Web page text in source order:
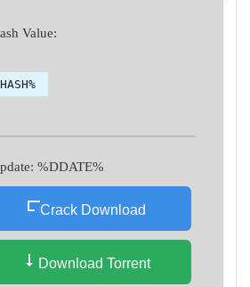
Value:
%DDATE%
Crack Download
Download Torrent